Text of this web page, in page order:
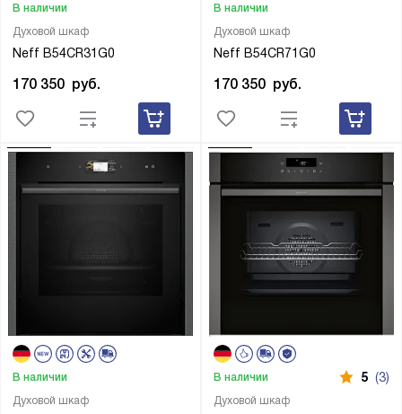
Духовой шкаф
Neff B54CR31G0
В наличии
170 350 руб.
Духовой шкаф
Neff B54CR71G0
В наличии
170 350 руб.
Духовой шкаф
В наличии
Духовой шкаф
В наличии 5 (3)